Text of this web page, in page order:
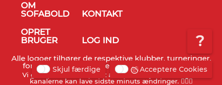
?
OM
SOFABOLD
KONTAKT
OPRET
BRUGER
LOG IND
Alle logoer tilhører de respektive klubber, turneringer,
forbund og TV stationer - © Sofabold 2011-2026
Vi gør opmærksom på, at alt info er vejledende og TV
kanalerne kan lave sidste minuts ændringer. 🤷🏻‍♂️
Skjul færdige Acceptere Cookies